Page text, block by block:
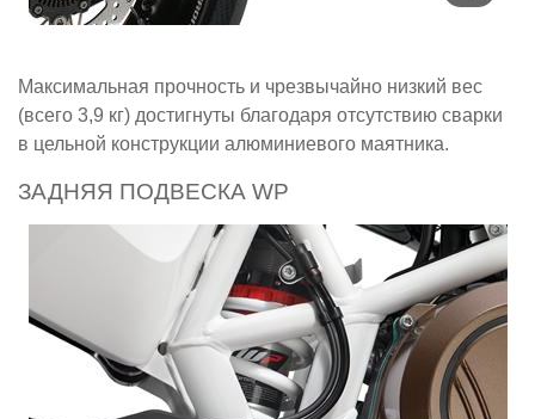
Максимальная прочность и чрезвычайно низкий вес
(всего 3,9 кг) достигнуты благодаря отсутствию сварки
в цельной конструкции алюминиевого маятника.
ЗАДНЯЯ ПОДВЕСКА WP